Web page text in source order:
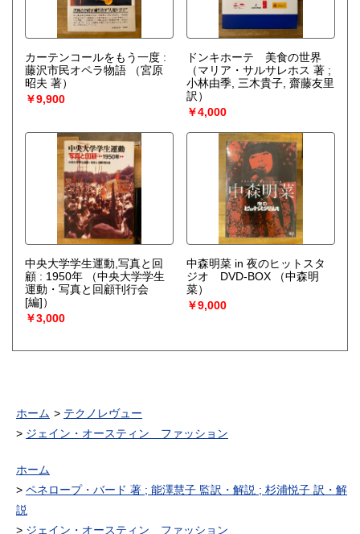
カーテンコールをもう一度 :
藤沢市民オペラ物語
（宮原
昭夫 著）
￥9,900
ドンキホーテ 美食の世界
（マリア・サルサレホス 著 ;
小林由季, 三木貴子, 齋藤友里
訳）
￥4,000
中央大学学生運動,写真と回
顧 : 1950年
（中央大学学生
運動・写真と回顧刊行会
[編]）
￥3,000
中森明菜 in 夜のヒットスタ
ジオ DVD-BOX
（中森明
菜）
￥9,000
ホーム
テクノレヴュー
ジェイン・オースティン ファッション
ホーム
ペネロープ・バード 著 ; 能澤慧子 監訳・解説 ; 杉浦悦子 訳・解
説
ジェイン・オースティン ファッション